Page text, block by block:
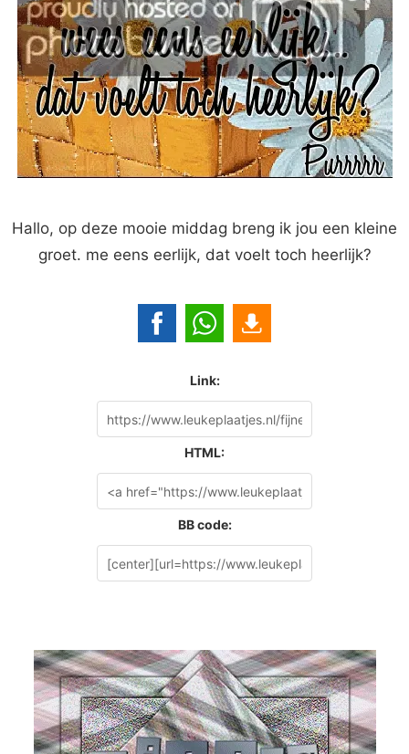
Hallo, op deze mooie middag breng ik jou een kleine
groet. me eens eerlijk, dat voelt toch heerlijk?
Link:
HTML:
BB code: